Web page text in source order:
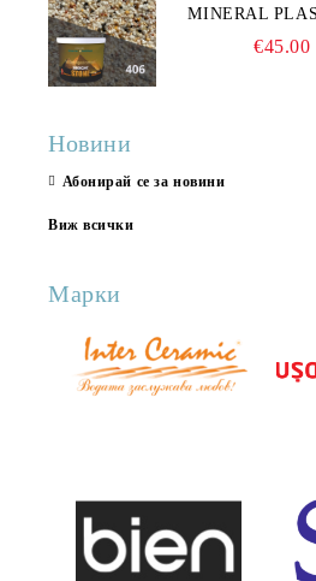
MINERAL
КАМЪК 406€45.00
Новини
Абонирай се за новини
Виж всички
Марки